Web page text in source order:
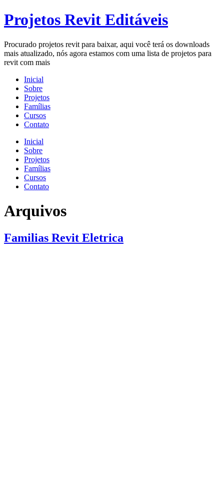
Skip
to
Projetos Revit Editáveis
Procurado projetos revit para baixar, aqui você terá os downloads
mais atualizado, nós agora estamos com uma lista de projetos para
revit com mais
Inicial
Sobre
Projetos
Famílias
Cursos
Contato
Menu
Inicial
Sobre
Projetos
Famílias
Cursos
Contato
Arquivos
Familias Revit Eletrica